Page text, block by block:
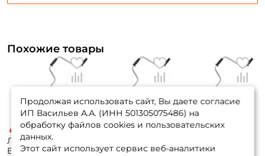
Похожие товары
Ледобур Mora Ice
Easy 125мм
Easy 150мм
Easy 200мм
Продолжая использовать сайт, Вы даете согласие
ИП Васильев А.А. (ИНН 501305075486) на
обработку файлов cookies и пользовательских
данных.
Этот сайт использует сервис веб-аналитики